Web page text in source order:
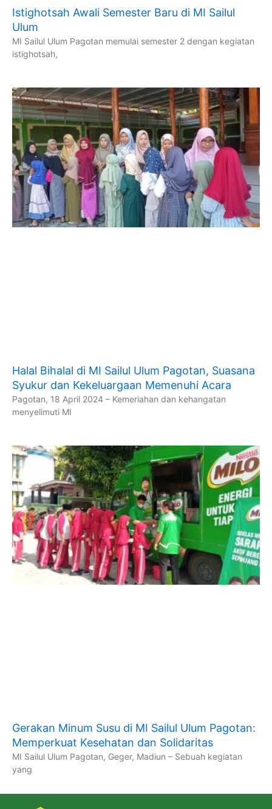
Istighotsah Awali Semester Baru di MI Sailul
Ulum
MI Sailul Ulum Pagotan memulai semester 2 dengan kegiatan
istighotsah,
Halal Bihalal di MI Sailul Ulum Pagotan, Suasana
Syukur dan Kekeluargaan Memenuhi Acara
Pagotan, 18 April 2024 – Kemeriahan dan kehangatan
menyelimuti MI
Gerakan Minum Susu di MI Sailul Ulum Pagotan:
Memperkuat Kesehatan dan Solidaritas
MI Sailul Ulum Pagotan, Geger, Madiun – Sebuah kegiatan
yang